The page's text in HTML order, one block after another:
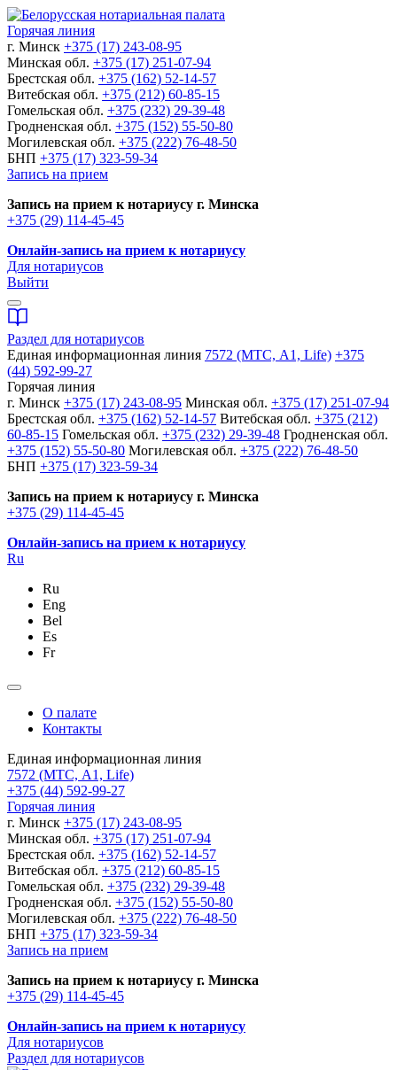
Горячая линия
г. Минск +375 (17) 243-08-95
Минская обл. +375 (17) 251-07-94
Брестская обл. +375 (162) 52-14-57
Витебская обл. +375 (212) 60-85-15
Гомельская обл. +375 (232) 29-39-48
Гродненская обл. +375 (152) 55-50-80
Могилевская обл. +375 (222) 76-48-50
БНП +375 (17) 323-59-34
Запись на прием
Запись на прием к нотариусу г. Минска
+375 (29) 114-45-45
Онлайн-запись на прием к нотариусу
Для нотариусов
Выйти
Раздел для нотариусов
Единая информационная линия 7572 (МТС, A1, Life) +375
(44) 592-99-27
Горячая линия
г. Минск +375 (17) 243-08-95 Минская обл. +375 (17) 251-07-94
Брестская обл. +375 (162) 52-14-57 Витебская обл. +375 (212)
60-85-15 Гомельская обл. +375 (232) 29-39-48 Гродненская обл.
+375 (152) 55-50-80 Могилевская обл. +375 (222) 76-48-50
БНП +375 (17) 323-59-34
Запись на прием к нотариусу г. Минска
+375 (29) 114-45-45
Онлайн-запись на прием к нотариусу
Ru
Ru
Eng
Bel
Es
Fr
О палате
Контакты
Единая информационная линия
7572 (МТС, A1, Life)
+375 (44) 592-99-27
Горячая линия
г. Минск +375 (17) 243-08-95
Минская обл. +375 (17) 251-07-94
Брестская обл. +375 (162) 52-14-57
Витебская обл. +375 (212) 60-85-15
Гомельская обл. +375 (232) 29-39-48
Гродненская обл. +375 (152) 55-50-80
Могилевская обл. +375 (222) 76-48-50
БНП +375 (17) 323-59-34
Запись на прием
Запись на прием к нотариусу г. Минска
+375 (29) 114-45-45
Онлайн-запись на прием к нотариусу
Для нотариусов
Раздел для нотариусов